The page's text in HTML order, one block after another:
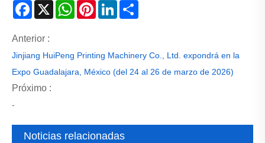
Facebook
X WhatsApp
PinterestLinkedIn
Anterior :
Jinjiang HuiPeng Printing Machinery Co., Ltd. expondrá en la
Expo Guadalajara, México (del 24 al 26 de marzo de 2026)
Próximo :
-
Noticias relacionadas